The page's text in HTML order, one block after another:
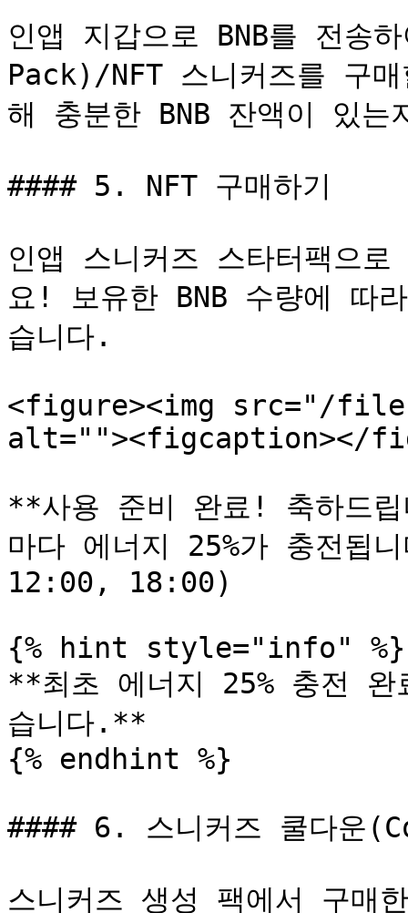
인앱 지갑으로 BNB를 전
Pack)/NFT 스니커즈를 구
해 충분한 BNB 잔액이 있는
#### 5. NFT 구매하기
인앱 스니커즈 스타터팩으
요! 보유한 BNB 수량에 따
습니다.
<figure><img src="/files/
alt=""><figcaption></
**사용 준비 완료! 축하드
마다 에너지 25%가 충전
12:00, 18:00)
{% hint style="info" %}
**최초 에너지 25% 충전
습니다.**
{% endhint %}
#### 6. 스니커즈 쿨다운
스니커즈 생성 팩에서 구매